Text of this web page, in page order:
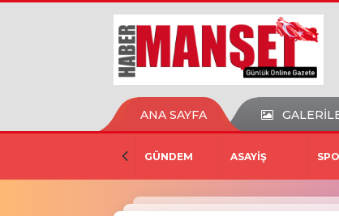
ANA SAYFA
GÜNDEM ASAYİŞ